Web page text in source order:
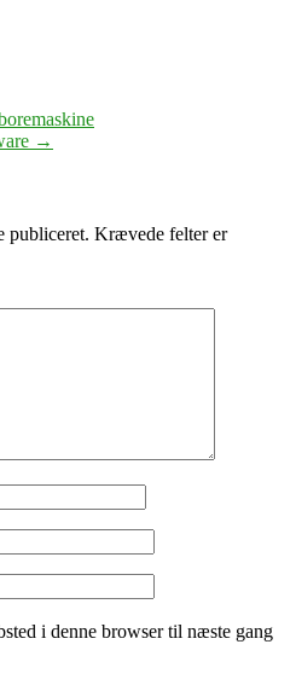
→
publiceret. Krævede felter er
i denne browser til næste gang